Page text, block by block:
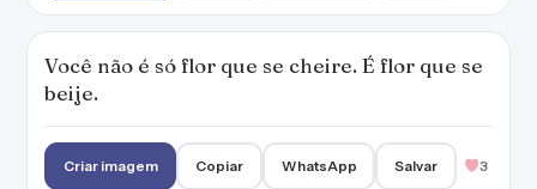
Você não é só flor que se cheire. É flor que se
beije.
Criar imagem Copiar WhatsApp Salvar 3